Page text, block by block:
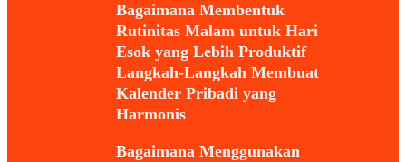
Bagaimana Membentuk
Rutinitas Malam untuk Hari
Esok yang Lebih Produktif
Langkah-Langkah Membuat
Kalender Pribadi yang
Harmonis
Bagaimana Menggunakan